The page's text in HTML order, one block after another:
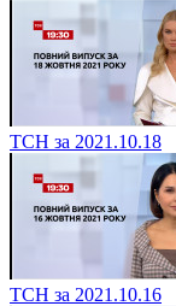
ТСН за 2021.10.18
ТСН за 2021.10.16